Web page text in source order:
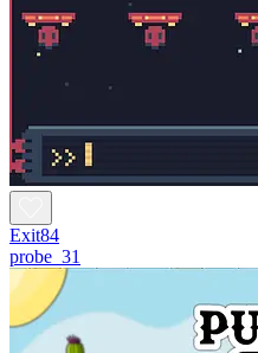
Exit84
probe_31